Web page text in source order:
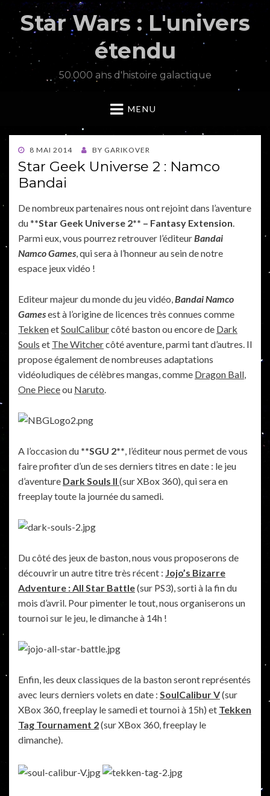
Star Wars : L'univers
étendu
50.000 ans d'histoire galactique
MENU
POSTED
ON
8 MAI 2014 BY GARIKOVER
Star Geek Universe 2 : Namco
Bandai
De nombreux partenaires nous ont rejoint dans l’aventure
du **Star Geek Universe 2** – Fantasy Extension.
Parmi eux, vous pourrez retrouver l’éditeurBandai
Namco Games, qui sera à l’honneur au sein de notre
espace jeux vidéo !
Editeur majeur du monde du jeu vidéo,Bandai Namco
Gamesest à l’origine de licences très connues comme
TekkenetSoulCaliburcôté baston ou encore de Dark
Souls et The Witchercôté aventure, parmi tant d’autres. Il
propose également de nombreuses adaptations
vidéoludiques de célèbres mangas, comme Dragon Ball,
One Pieceou Naruto.
A l’occasion du **SGU 2**, l’éditeur nous permet de vous
faire profiter d’un de ses derniers titres en date : le jeu
d’aventure Dark Souls II (sur XBox 360), qui sera en
freeplay toute la journée du samedi.
Du côté des jeux de baston, nous vous proposerons de
découvrir un autre titre très récent : Jojo’s Bizarre
Adventure : All Star Battle(sur PS3), sorti à la fin du
mois d’avril. Pour pimenter le tout, nous organiserons un
tournoi sur le jeu, le dimanche à 14h !
Enfin, les deux classiques de la baston seront représentés
avec leurs derniers volets en date : SoulCalibur V(sur
XBox 360, freeplay le samedi et tournoi à 15h) et Tekken
Tag Tournament 2(sur XBox 360, freeplay le
dimanche).